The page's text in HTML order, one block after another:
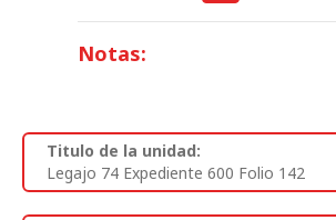
Notas:
Titulo de la unidad:
Legajo 74 Expediente 600 Folio 142